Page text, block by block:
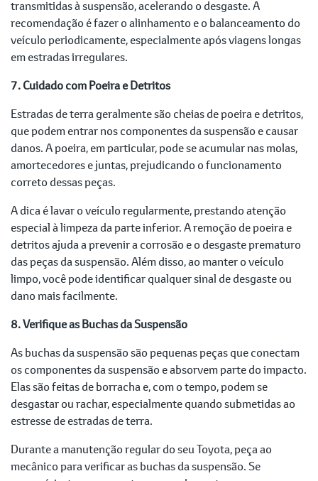
transmitidas à suspensão, acelerando o desgaste. A
recomendação é fazer o alinhamento e o balanceamento do
veículo periodicamente, especialmente após viagens longas
em estradas irregulares.
7. Cuidado com Poeira e Detritos
Estradas de terra geralmente são cheias de poeira e detritos,
que podem entrar nos componentes da suspensão e causar
danos. A poeira, em particular, pode se acumular nas molas,
amortecedores e juntas, prejudicando o funcionamento
correto dessas peças.
A dica é lavar o veículo regularmente, prestando atenção
especial à limpeza da parte inferior. A remoção de poeira e
detritos ajuda a prevenir a corrosão e o desgaste prematuro
das peças da suspensão. Além disso, ao manter o veículo
limpo, você pode identificar qualquer sinal de desgaste ou
dano mais facilmente.
8. Verifique as Buchas da Suspensão
As buchas da suspensão são pequenas peças que conectam
os componentes da suspensão e absorvem parte do impacto.
Elas são feitas de borracha e, com o tempo, podem se
desgastar ou rachar, especialmente quando submetidas ao
estresse de estradas de terra.
Durante a manutenção regular do seu Toyota, peça ao
mecânico para verificar as buchas da suspensão. Se